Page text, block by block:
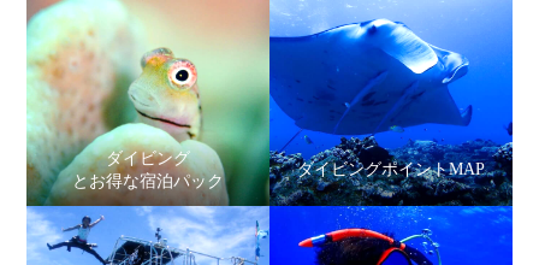
ダイビング
とお得な宿泊パック
ダイビングポイントMAP